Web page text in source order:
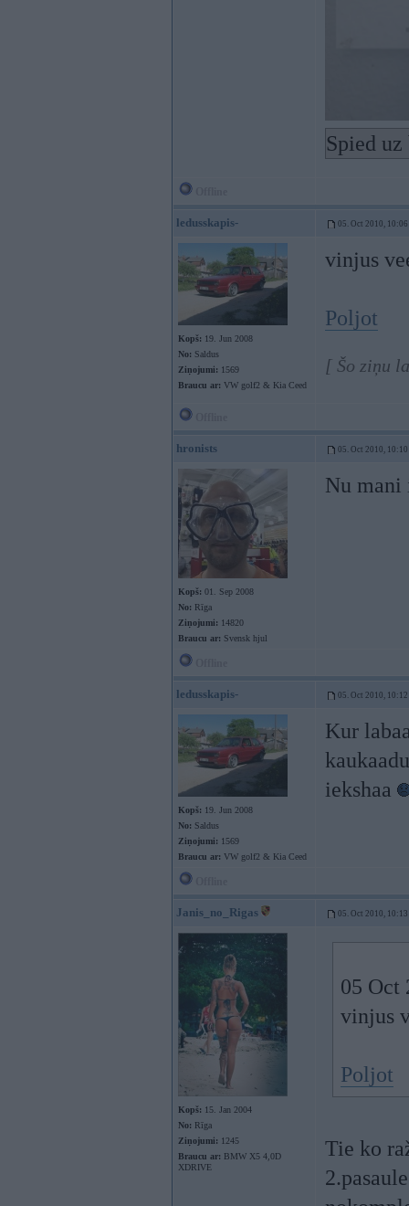
Spied
ledusskapis- 05. Oct 2010, 10:06
Kopš: 19. Jun 2008
No: Saldus
Ziņojumi: 1569
Braucu ar: VW golf2 & Kia Ceed
vinjus
Poljot
[ Šo ziņu
hronists 05. Oct 2010, 10:10
Kopš: 01. Sep 2008
No: Rīga
Ziņojumi: 14820
Braucu ar: Svensk hjul
Nu mani
ledusskapis- 05. Oct 2010, 10:12
Kopš: 19. Jun 2008
No: Saldus
Ziņojumi: 1569
Braucu ar: VW golf2 & Kia Ceed
Kur
iekshaa
Janis_no_Rigas 05. Oct 2010, 10:13
Kopš: 15. Jan 2004
No: Rīga
Ziņojumi: 1245
Braucu ar: BMW X5 4,0D
XDRIVE
05 Oct
vinjus
Poljot
Tie ko